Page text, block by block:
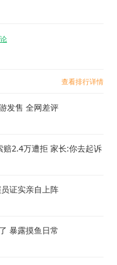
查看排行详情
发售 全网差评
2.4万遭拒 家长:你去起诉
证实亲自上阵
暴露摸鱼日常